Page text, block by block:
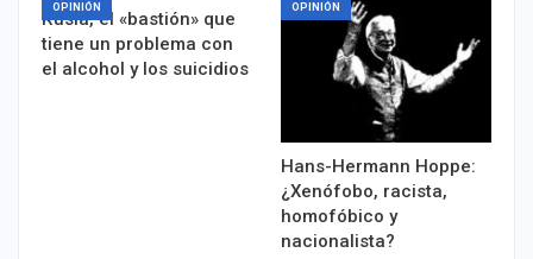
OPINIÓN
Rusia, el «bastión» que
tiene un problema con
el alcohol y los suicidios
OPINIÓN
Hans-Hermann Hoppe:
¿Xenófobo, racista,
homofóbico y
nacionalista?